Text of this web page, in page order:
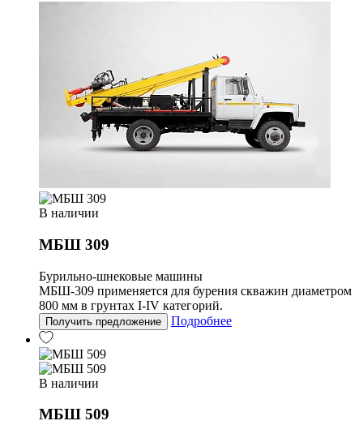
В наличии
МБШ 309
Бурильно-шнековые машины
МБШ-309 применяется для бурения скважин диаметром
800 мм в грунтах I-IV категорий.
Получить предложение Подробнее
В наличии
МБШ 509